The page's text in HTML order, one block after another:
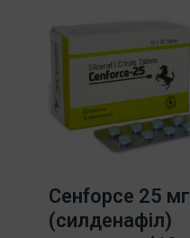
Ceнfорce 25 мг
(силденафіл)